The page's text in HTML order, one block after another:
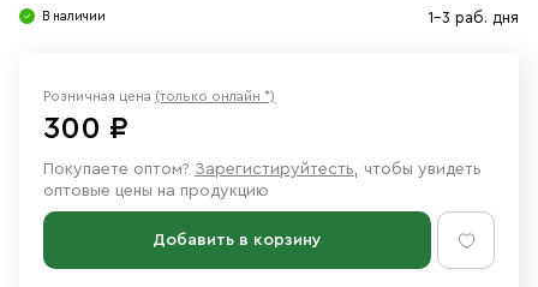
В наличии 1-3 раб. дня
Розничная цена (только онлайн *)
300 ₽
Покупаете оптом? Зарегистируйтесть, чтобы увидеть
оптовые цены на продукцию
Добавить в корзину